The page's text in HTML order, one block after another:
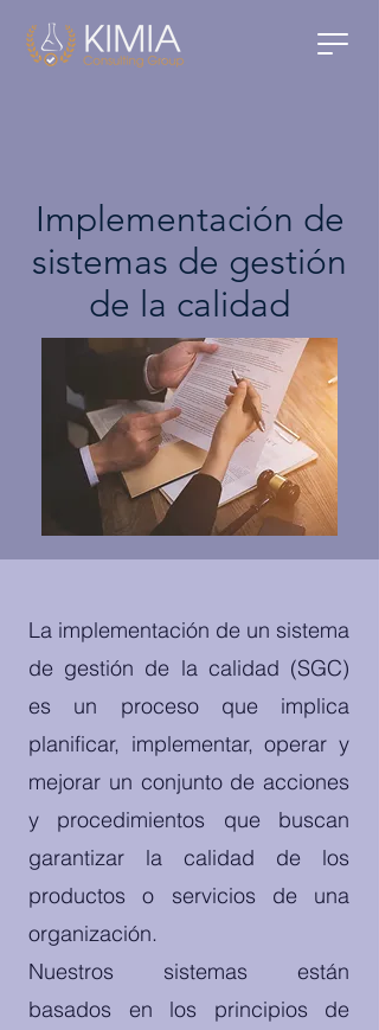
Implementación de
sistemas de gestión
de la calidad
La implementación de un sistema
de gestión de la calidad (SGC)
es un proceso que implica
planificar, implementar, operar y
mejorar un conjunto de acciones
y procedimientos que buscan
garantizar la calidad de los
productos o servicios de una
organización.
Nuestros sistemas están
basados en los principios de